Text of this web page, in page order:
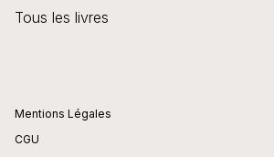
Tous les livres
Mentions Légales
CGU